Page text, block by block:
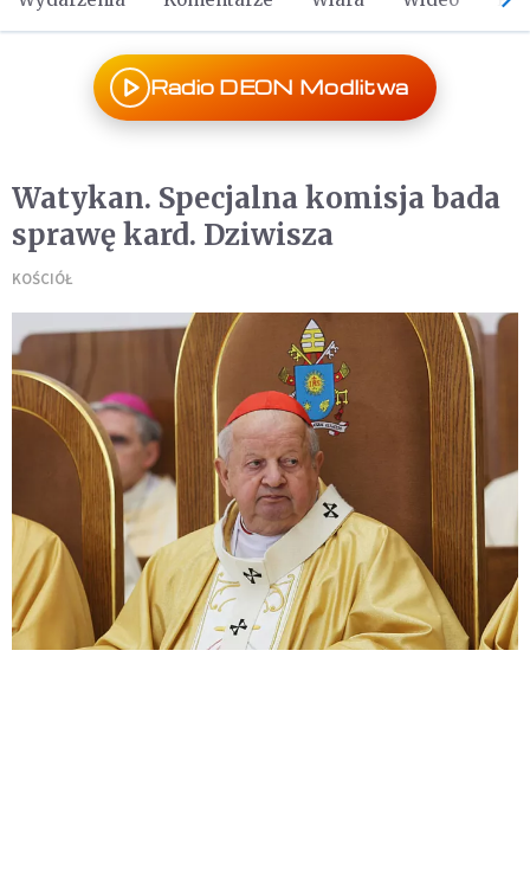
Radio DEON Modlitwa
Watykan. Specjalna komisja bada
sprawę kard. Dziwisza
KOŚCIÓŁ